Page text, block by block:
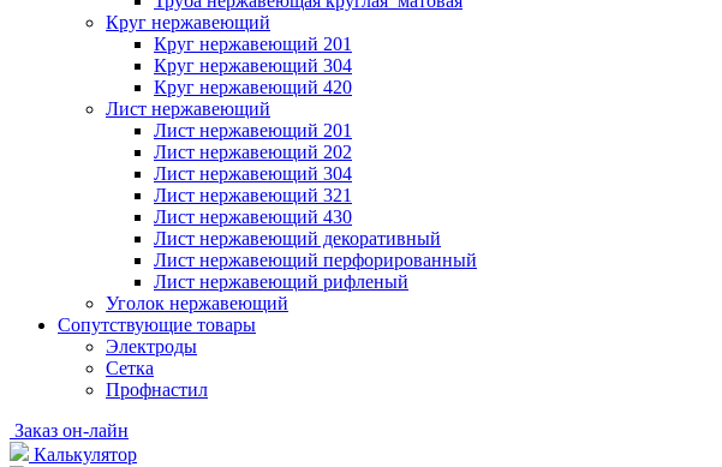
Круг нержавеющий
Круг нержавеющий 201
Круг нержавеющий 304
Круг нержавеющий 420
Лист нержавеющий
Лист нержавеющий 201
Лист нержавеющий 202
Лист нержавеющий 304
Лист нержавеющий 321
Лист нержавеющий 430
Лист нержавеющий декоративный
Лист нержавеющий перфорированный
Лист нержавеющий рифленый
Уголок нержавеющий
Cопутствующие товары
Электроды
Сетка
Профнастил
Заказ он-лайн
Калькулятор